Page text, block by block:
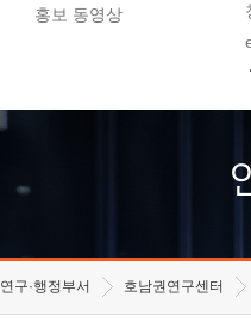
홍보 동영상
연구·행정부서 호남권연구센터